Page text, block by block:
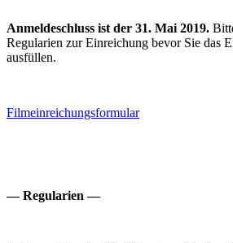
Anmeldeschluss ist der 31. Mai 2019.
Regularien zur Einreichung bevor Sie das
ausfüllen.
Filmeinreichungsformular
— Regularien —